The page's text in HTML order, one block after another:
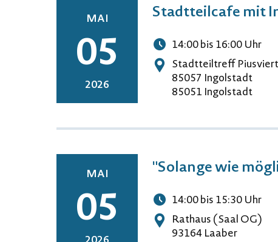
Stadtteilcafe mit
05
MAI
2026
Uhrzeit
14:00bis 16:00 Uhr
Adresse
Stadtteiltreff
85057 Ingolstadt
85051 Ingolstadt
"Solange wie
05
MAI
2026
Uhrzeit
14:00bis 15:30 Uhr
Adresse
Rathaus (Saal OG)
93164 Laaber